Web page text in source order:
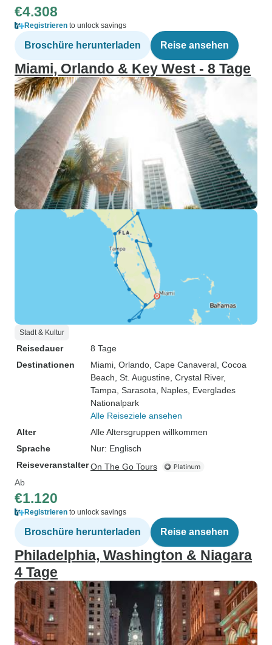
€4.308
Registrieren to unlock savings
Broschüre herunterladen Reise ansehen
Miami, Orlando & Key West - 8 Tage
Stadt & Kultur
Reisedauer
8 Tage
Destinationen
Miami , Orlando , Cape Canaveral , Cocoa
Beach , St. Augustine , Crystal River,
Tampa , Sarasota , Naples , Everglades
Nationalpark
Alle Reiseziele ansehen
Alter
Alle Altersgruppen willkommen
Sprache
Nur: Englisch
ReiseveranstalterOn The Go Tours
Ab
€1.120
Registrieren to unlock savings
Broschüre herunterladen Reise ansehen
Philadelphia, Washington & Niagara
4 Tage